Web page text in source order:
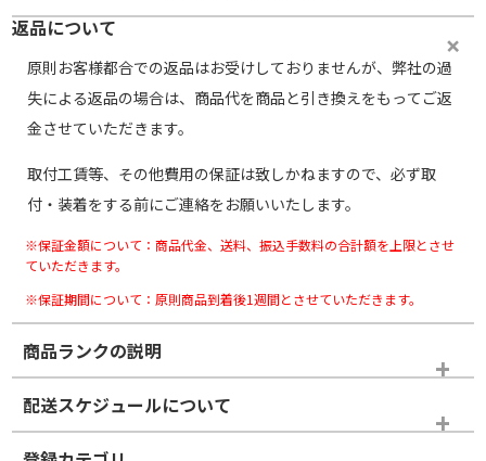
返品について
原則お客様都合での返品はお受けしておりませんが、弊社の過
失による返品の場合は、商品代を商品と引き換えをもってご返
金させていただきます。
取付工賃等、その他費用の保証は致しかねますので、必ず取
付・装着をする前にご連絡をお願いいたします。
※保証金額について：商品代金、送料、振込手数料の合計額を上限とさせ
ていただきます。
※保証期間について：原則商品到着後1週間とさせていただきます。
商品ランクの説明
※商品ランクは出品者の主観により判断しておりますので、あら
かじめご了承ください。
配送スケジュールについて